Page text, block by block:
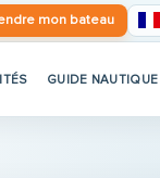
mon bateau
GUIDE NAUTIQUE